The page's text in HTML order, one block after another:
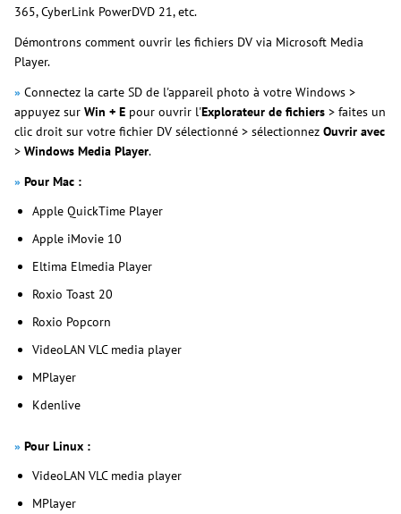
365, CyberLink PowerDVD 21, etc.
Démontrons comment ouvrir les fichiers DV via Microsoft Media
Player.
» Connectez la carte SD de l'appareil photo à votre Windows >
appuyez sur Win + E pour ouvrir l'Explorateur de fichiers > faites un
clic droit sur votre fichier DV sélectionné > sélectionnez Ouvrir avec
> Windows Media Player.
» Pour Mac :
Apple QuickTime Player
Apple iMovie 10
Eltima Elmedia Player
Roxio Toast 20
Roxio Popcorn
VideoLAN VLC media player
MPlayer
Kdenlive
» Pour Linux :
VideoLAN VLC media player
MPlayer